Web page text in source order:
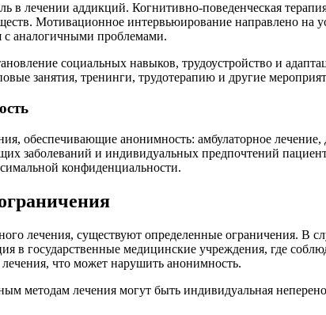
в лечении аддикций. Когнитивно-поведенческая
Мотивационное интервьюирование направлено
аналогичными проблемами.
социальных навыков, трудоустройство и
занятия, тренинги, трудотерапию и другие
обеспечивающие анонимность: амбулаторное
заболеваний и индивидуальных предпочтений
конфиденциальности.
лечения, существуют определенные ограничения. В
в государственные медицинские учреждения, где
что может нарушить анонимность.
методам лечения могут быть индивидуальная